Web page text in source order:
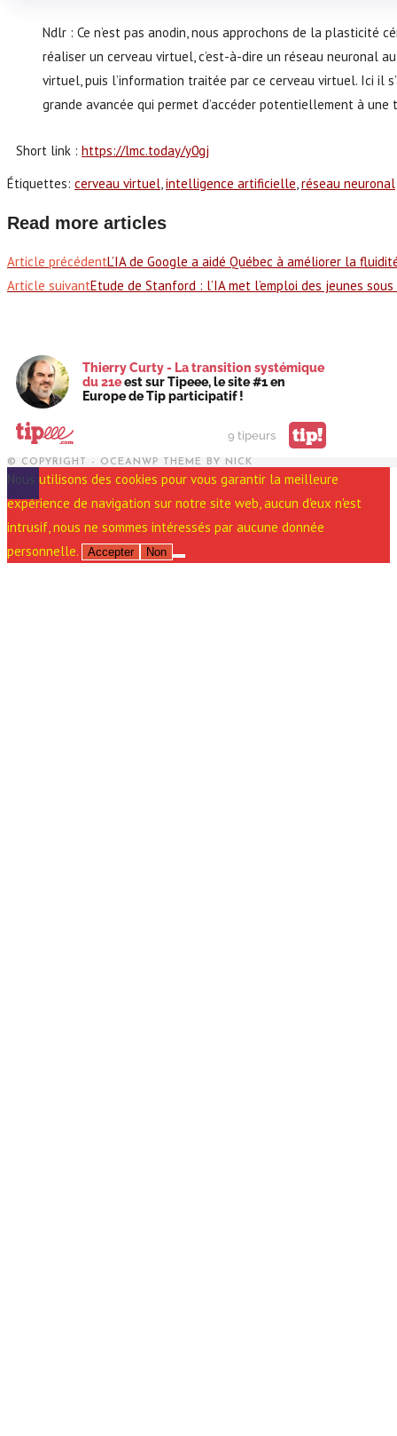
Ndlr : Ce n’est pas anodin, nous approchons de la plasticité
réaliser un cerveau virtuel, c’est-à-dire un réseau neuronal
virtuel, puis l’information traitée par ce cerveau virtuel. Ici il
grande avancée qui permet d’accéder potentiellement à une
Short link : https://lmc.today/y0gj
Étiquettes: cerveau virtuel, intelligence artificielle, réseau neuronal
Read more articles
Article précédentL’IA de Google a aidé Québec à améliorer la
Article suivantEtude de Stanford : l’IA met l’emploi des jeunes
Thierry Curty - La transition systémique
du 21eest sur Tipeee, le site #1 en
Europe de Tip participatif !
9 tipeurs tip!
© COPYRIGHT - OCEANWP THEME BY NICK
Nous utilisons des cookies pour vous garantir la meilleure
expérience de navigation sur notre site web, aucun d'eux n'est
intrusif, nous ne sommes intéressés par aucune donnée
personnelle.
Accepter Non